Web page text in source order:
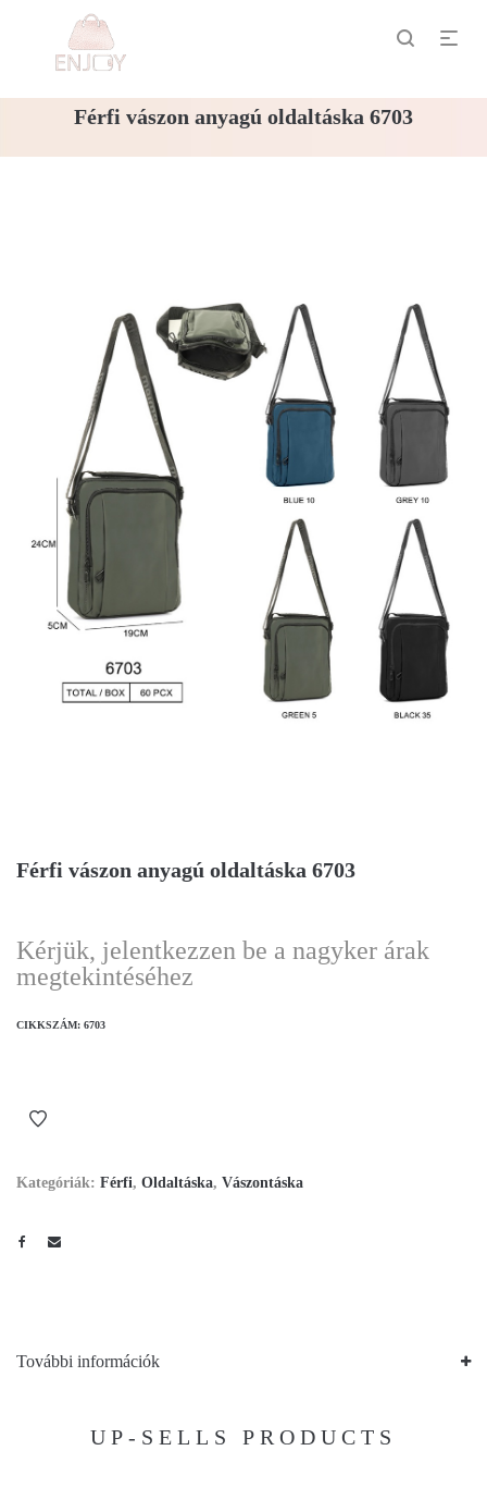
Férfi vászon anyagú oldaltáska 6703
Férfi vászon anyagú oldaltáska 6703
Kérjük, jelentkezzen be a nagyker árak
megtekintéséhez
CIKKSZÁM: 6703
Kategóriák: Férfi, Oldaltáska, Vászontáska
További információk
UP-SELLS PRODUCTS